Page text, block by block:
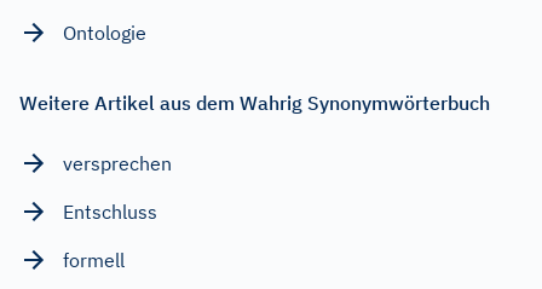
Ontologie
Weitere Artikel aus dem Wahrig Synonymwörterbuch
versprechen
Entschluss
formell